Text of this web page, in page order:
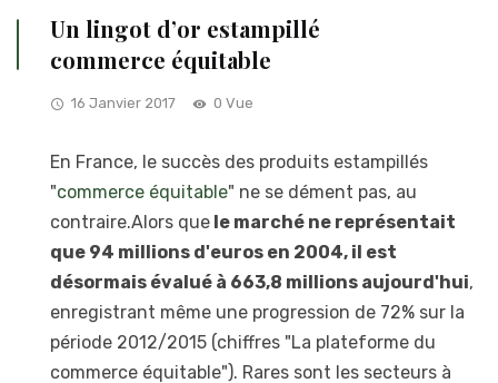
Un lingot d’or estampillé
commerce équitable
16 Janvier 2017 0 Vue
En France, le succès des produits estampillés
"commerce équitable" ne se dément pas, au
contraire.Alors que le marché ne représentait
que 94 millions d'euros en 2004, il est
désormais évalué à 663,8 millions aujourd'hui,
enregistrant même une progression de 72% sur la
période 2012/2015 (chiffres "La plateforme du
commerce équitable"). Rares sont les secteurs à